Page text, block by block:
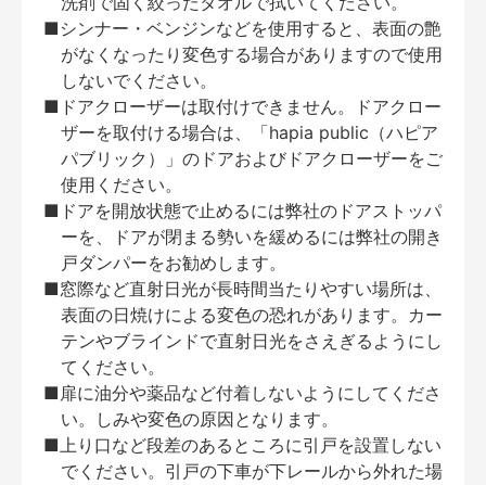
■シンナー・ベンジンなどを使用すると、表面の艶
がなくなったり変色する場合がありますので使用
しないでください。
■ドアクローザーは取付けできません。ドアクロー
ザーを取付ける場合は、「hapia public（ハピア
パブリック）」のドアおよびドアクローザーをご
使用ください。
■ドアを開放状態で止めるには弊社のドアストッパ
ーを、ドアが閉まる勢いを緩めるには弊社の開き
戸ダンパーをお勧めします。
■窓際など直射日光が長時間当たりやすい場所は、
表面の日焼けによる変色の恐れがあります。カー
テンやブラインドで直射日光をさえぎるようにし
てください。
■扉に油分や薬品など付着しないようにしてくださ
い。しみや変色の原因となります。
■上り口など段差のあるところに引戸を設置しない
でください。引戸の下車が下レールから外れた場